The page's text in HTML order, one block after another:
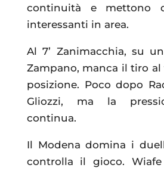
continuità e mettono
interessanti in area.
Al 7’ Zanimacchia, su
Zampano, manca il tiro
posizione. Poco dopo
Gliozzi, ma la
continua.
Il Modena domina i
controlla il gioco.